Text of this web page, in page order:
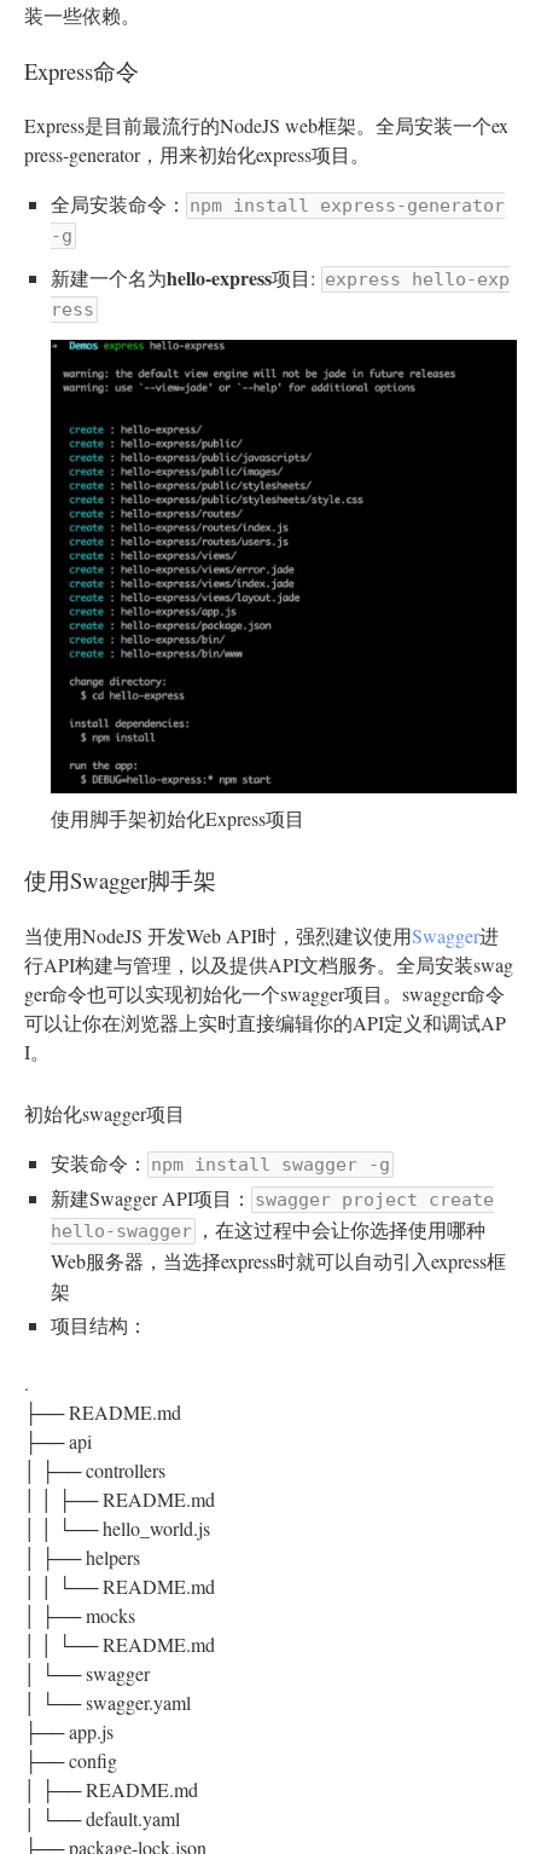
装一些依赖。
Express命令
Express是目前最流行的NodeJS web框架。全局安装一个ex
press-generator，用来初始化express项目。
全局安装命令：
npm install express-generator
-g
新建一个名为hello-express项目: express hello-exp
ress
使用脚手架初始化Express项目
使用Swagger脚手架
当使用NodeJS 开发Web API时，强烈建议使用Swagger进
行API构建与管理，以及提供API文档服务。全局安装swag
ger命令也可以实现初始化一个swagger项目。swagger命令
可以让你在浏览器上实时直接编辑你的API定义和调试AP
I。
初始化swagger项目
安装命令：
npm install swagger -g
新建Swagger API项目：
swagger project create
hello-swagger ，在这过程中会让你选择使用哪种
Web服务器，当选择express时就可以自动引入express框
架
项目结构：
.
├── README.md
├── api
│ ├── controllers
│ │ ├── README.md
│ │ └── hello_world.js
│ ├── helpers
│ │ └── README.md
│ ├── mocks
│ │ └── README.md
│ └── swagger
│ └── swagger.yaml
├── app.js
├── config
│ ├── README.md
│ └── default.yaml
├── package-lock.json